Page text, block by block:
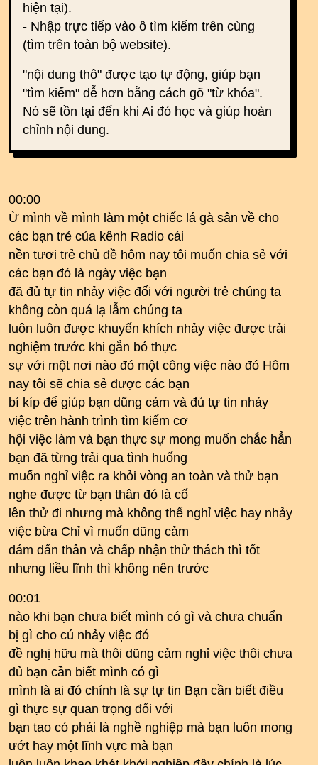
hiện tại).
- Nhập trực tiếp vào ô tìm kiếm trên cùng
(tìm trên toàn bộ website).
"nội dung thô" được tạo tự động, giúp bạn
"tìm kiếm" dễ hơn bằng cách gõ "từ khóa".
Nó sẽ tồn tại đến khi Ai đó học và giúp hoàn
chỉnh nội dung.
00:00
Ừ mình về mình làm một chiếc lá gà sân về cho
các bạn trẻ của kênh Radio cái
nền tươi trẻ chủ đề hôm nay tôi muốn chia sẻ với
các bạn đó là ngày việc bạn
đã đủ tự tin nhảy việc đối với người trẻ chúng ta
không còn quá lạ lẫm chúng ta
luôn luôn được khuyến khích nhảy việc được trải
nghiệm trước khi gắn bó thực
sự với một nơi nào đó một công việc nào đó Hôm
nay tôi sẽ chia sẻ được các bạn
bí kíp để giúp bạn dũng cảm và đủ tự tin nhảy
việc trên hành trình tìm kiếm cơ
hội việc làm và bạn thực sự mong muốn chắc hẳn
bạn đã từng trải qua tình huống
muốn nghỉ việc ra khỏi vòng an toàn và thử bạn
nghe được từ bạn thân đó là cố
lên thử đi nhưng mà không thể nghỉ việc hay nhảy
việc bừa Chỉ vì muốn dũng cảm
dám dấn thân và chấp nhận thử thách thì tốt
nhưng liều lĩnh thì không nên trước
00:01
nào khi bạn chưa biết mình có gì và chưa chuẩn
bị gì cho cú nhảy việc đó
đề nghị hữu mà thôi dũng cảm nghỉ việc thôi chưa
đủ bạn cần biết mình có gì
mình là ai đó chính là sự tự tin Bạn cần biết điều
gì thực sự quan trọng đối với
bạn tao có phải là nghề nghiệp mà bạn luôn mong
ướt hay một lĩnh vực mà bạn